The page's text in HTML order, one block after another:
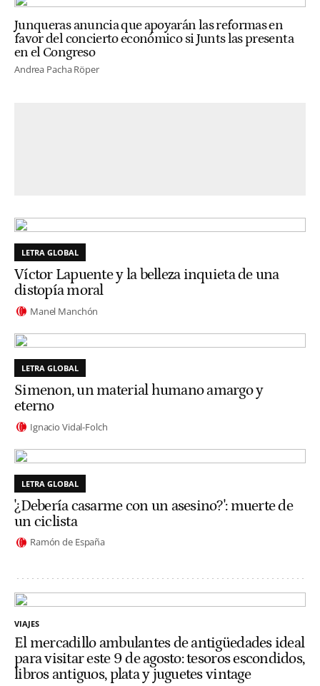
Junqueras anuncia que apoyarán las reformas en
favor del concierto económico si Junts las presenta
en el Congreso
Andrea Pacha Röper
LETRA GLOBAL
Víctor Lapuente y la belleza inquieta de una
distopía moral
Manel Manchón
LETRA GLOBAL
Simenon, un material humano amargo y
eterno
Ignacio Vidal-Folch
LETRA GLOBAL
'¿Debería casarme con un asesino?': muerte de
un ciclista
Ramón de España
VIAJES
El mercadillo ambulantes de antigüedades ideal
para visitar este 9 de agosto: tesoros escondidos,
libros antiguos, plata y juguetes vintage